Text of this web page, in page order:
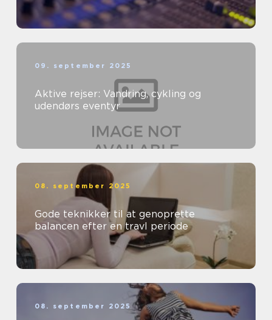
09. september 2025
Aktive rejser: Vandring, cykling og
udendørs eventyr
08. september 2025
Gode teknikker til at genoprette
balancen efter en travl periode
08. september 2025